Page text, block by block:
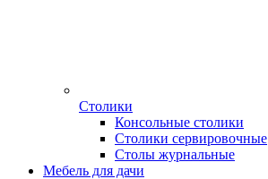
Столики
Консольные столики
Столики сервировочные
Столы журнальные
Мебель для дачи